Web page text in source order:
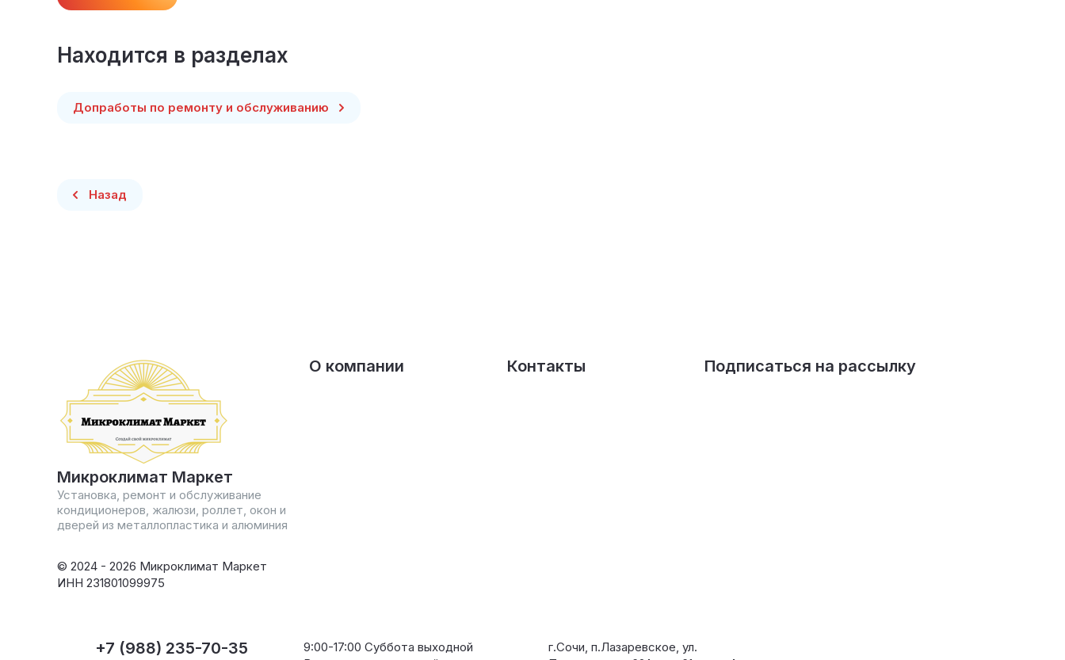
Находится в разделах
Допработы по ремонту и обслуживанию
Назад
Микроклимат Маркет
Установка, ремонт и обслуживание
кондиционеров, жалюзи, роллет, окон и
дверей из металлопластика и алюминия
© 2024 - 2026 Микроклимат Маркет
ИНН 231801099975
О компании Контакты Подписаться на рассылку
+7 (988) 235-70-35
9:00-17:00 Суббота выходной
г.Сочи, п.Лазаревское, ул.